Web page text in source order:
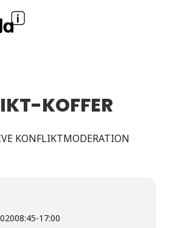
KOFFER
KONFLIKTMODERATION
08:45-17:00